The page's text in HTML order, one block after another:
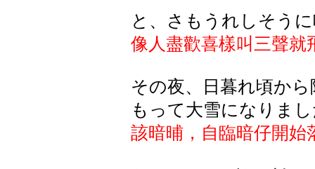
と、さもうれしそう
像人盡歡喜樣叫三聲就
その夜、日暮れ頃か
もって大雪になりま
該暗晡，自臨暗仔開始